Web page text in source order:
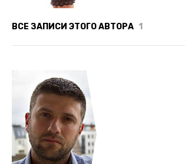
ВСЕ ЗАПИСИ ЭТОГО АВТОРА 1